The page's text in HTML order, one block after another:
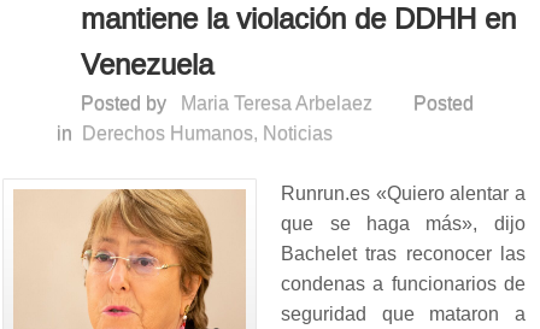
mantiene la violación de DDHH en
Venezuela
Posted by Maria Teresa Arbelaez
Posted
in
Derechos Humanos, Noticias
Runrun.es «Quiero alentar a
que se haga más», dijo
Bachelet tras reconocer las
condenas a funcionarios de
seguridad que mataron a